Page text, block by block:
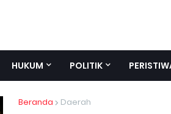
HUKUM POLITIK
Beranda Daerah